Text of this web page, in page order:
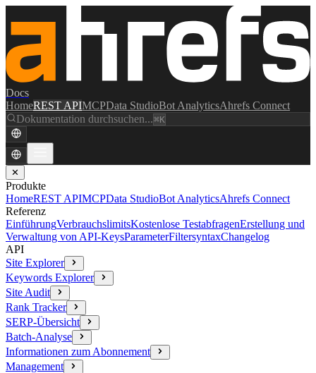
Docs
HomeREST APIMCPData StudioBot AnalyticsAhrefs Connect
Dokumentation durchsuchen...⌘K
✕
Produkte
HomeREST APIMCPData StudioBot AnalyticsAhrefs Connect
Referenz
EinführungVerbrauchslimitsKostenlose TestabfragenErstellung und
Verwaltung von API-KeysParameterFiltersyntaxChangelog
API
Site Explorer
Keywords Explorer
Site Audit
Rank Tracker
SERP-Übersicht
Batch-Analyse
Informationen zum Abonnement
Management